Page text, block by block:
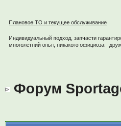
Плановое ТО и текущее обслуживание
Индивидуальный подход, запчасти
многолетний опыт, никакого официоза -
Форум